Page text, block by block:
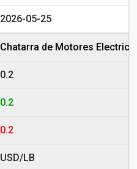
2026-05-25
Chatarra de Motores
0.2
0.2
0.2
USD/LB